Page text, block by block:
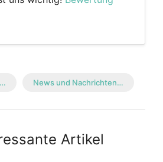
News und Nachrichten…
Artikel